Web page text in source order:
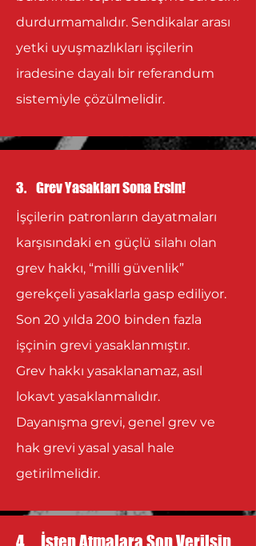
durdurmamalıdır. Sendikalar arası
yetki uyuşmazlıkları işçilerin
iradesine dayalı bir referandum
sistemiyle çözülmelidir.
3. Grev Yasakları Sona Ersin!
İşçilerin patronların dayatmaları
karşısındaki en güçlü silahı olan
grev hakkı, “milli güvenlik”
gerekçeli yasaklarla gasp ediliyor.
Son 20 yılda 200 binden fazla
işçinin grevi yasaklanmıştır.
Grev hakkı yasaklanamaz, asıl
lokavt yasaklanmalıdır.
Dayanışma grevi, genel grev ve
hak grevi yasal yasal hale
getirilmelidir.
4. İşten Atmalara Son Verilsin,